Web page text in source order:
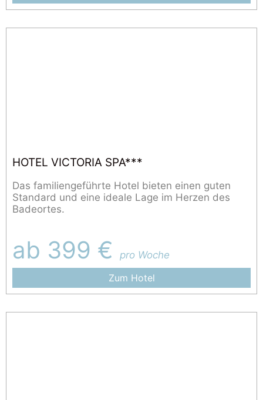
HOTEL VICTORIA SPA***
Das familiengeführte Hotel bieten einen guten
Standard und eine ideale Lage im Herzen des
Badeortes.
ab 399 €
pro Woche
Zum Hotel